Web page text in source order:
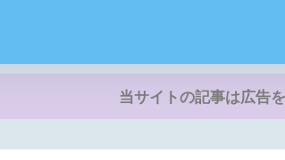
当サイトの記事は広告